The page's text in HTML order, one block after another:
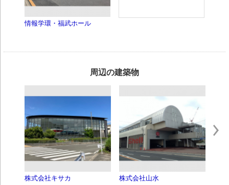
情報学環・福武ホール
周辺の建築物
株式会社キサカ 株式会社山水